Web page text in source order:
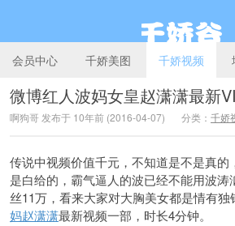
千娇谷
会员中心 千娇美图 千娇视频
微博红人波妈女皇赵潇潇最新
啊狗哥 发布于 10年前 (2016-04-07) 分类： 千娇
传说中视频价值千元，不知道是不是真的
是白给的，霸气逼人的波已经不能用波
丝11万，看来大家对大胸美女都是情有
妈赵潇潇最新视频一部，时长4分钟。